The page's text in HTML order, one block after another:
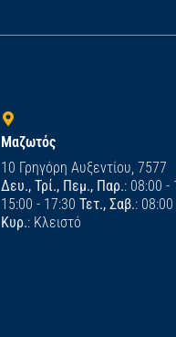
Μαζωτός
10 Γρηγόρη Αυξεντίου, 7577
Δευ., Τρί., Πεμ., Παρ.: 08:00 -
15:00 - 17:30 Τετ., Σαβ.:
Κυρ.: Κλειστό